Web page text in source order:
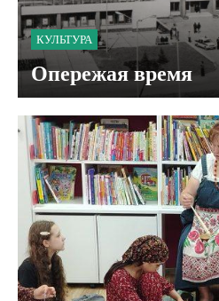
КУЛЬТУРА
Опережая время